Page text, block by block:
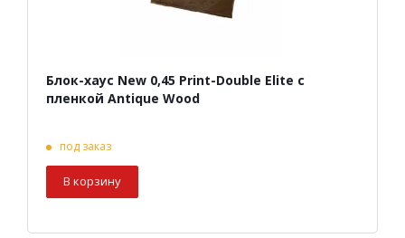
Блок-хаус New 0,45 Print-Double Elite с
пленкой Antique Wood
под заказ
В корзину